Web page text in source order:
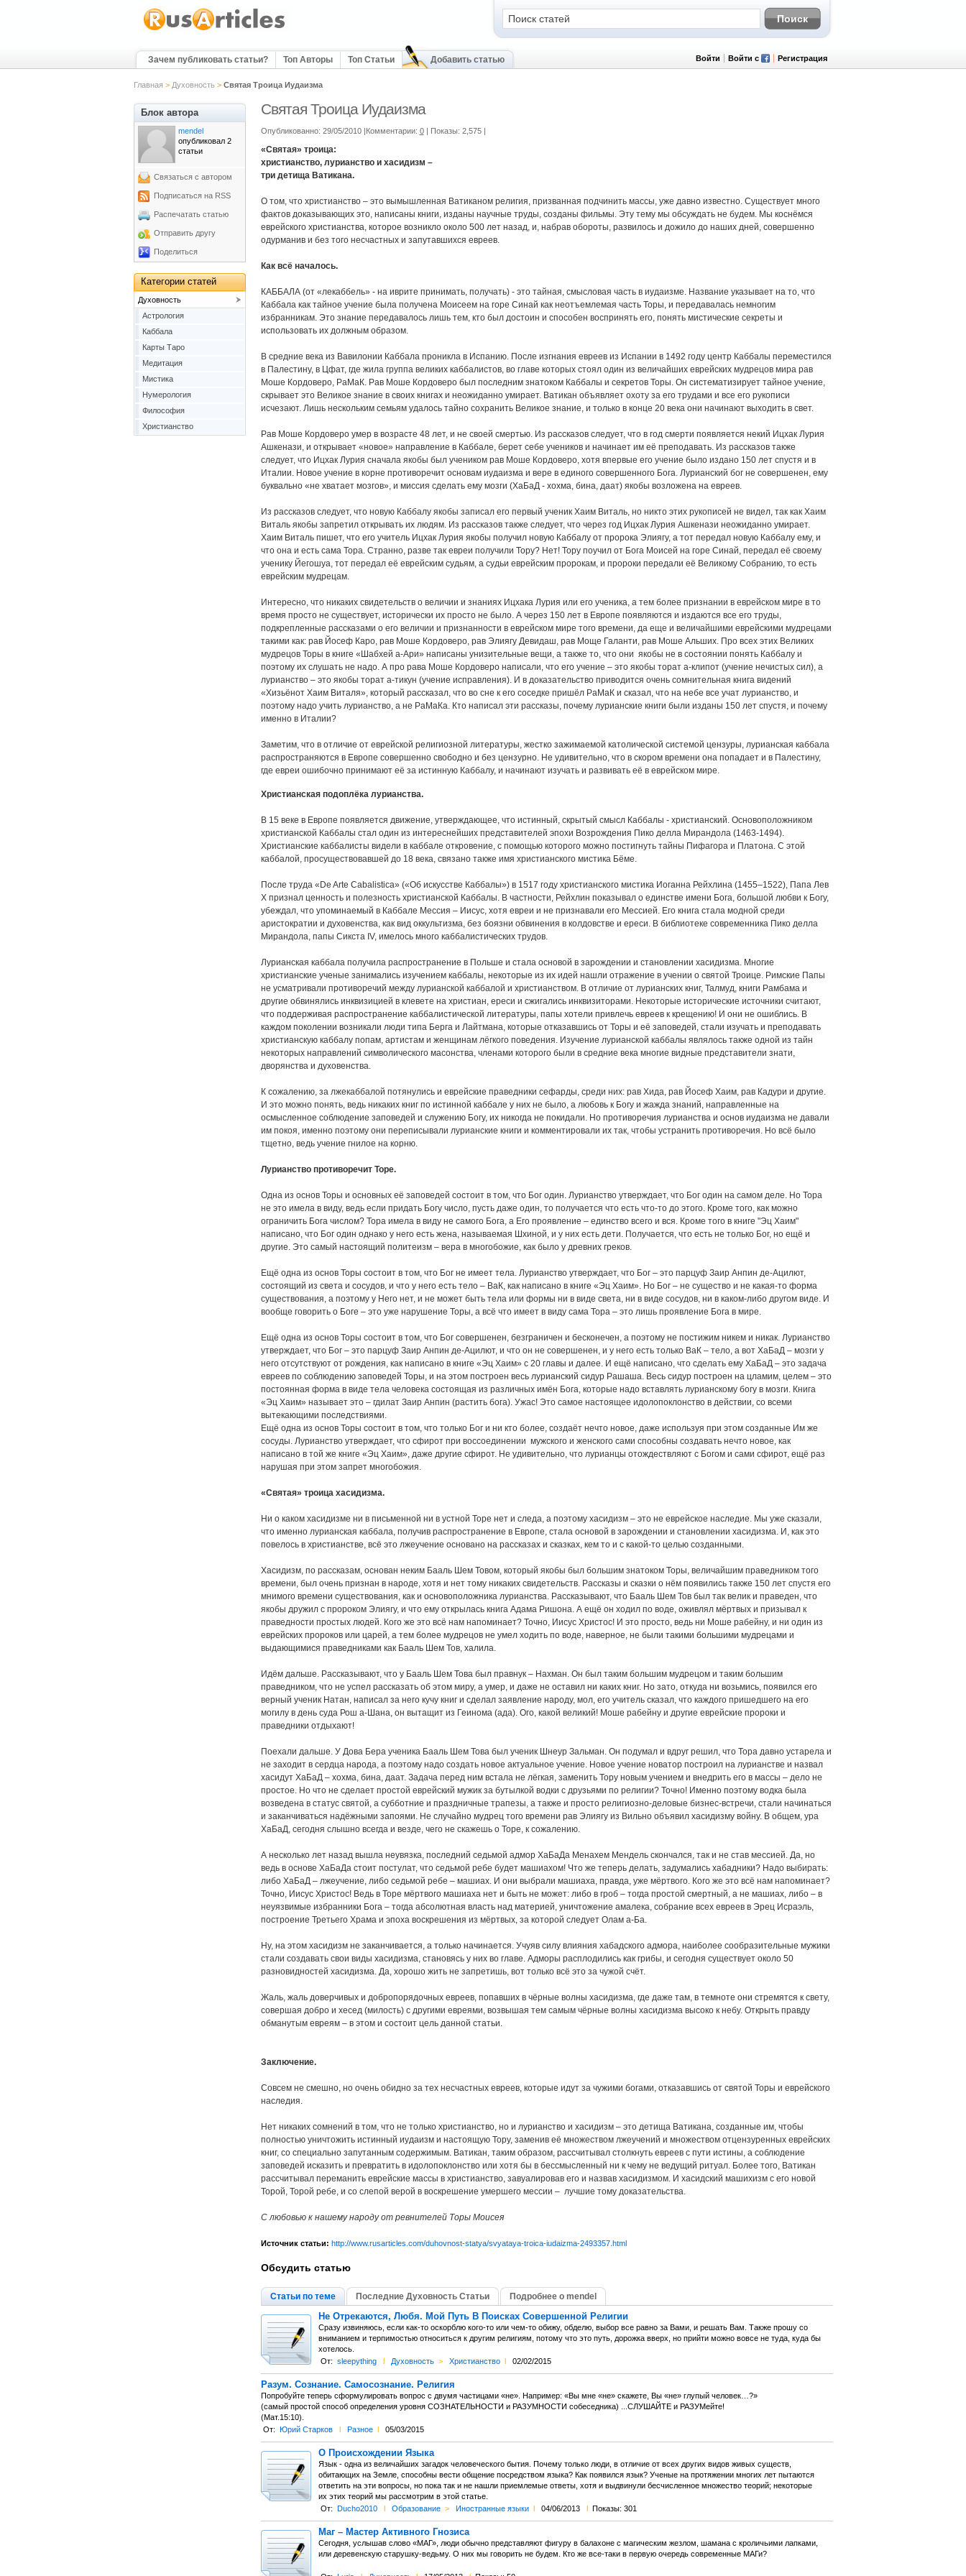
Зачем публиковать статьи? Топ Авторы Топ Статьи Добавить статью Войти Войти с Регистрация
Главная > Духовность > Святая Троица Иудаизма
Святая Троица Иудаизма
Опубликованно: 29/05/2010 |Комментарии: 0 | Показы: 2,575 |
«Святая» троица:
христианство, лурианство и хасидизм –
три детища Ватикана.
О том, что христианство – это вымышленная Ватиканом религия, призванная подчинить массы, уже давно известно. Существует много
фактов доказывающих это, написаны книги, изданы научные труды, созданы фильмы. Эту тему мы обсуждать не будем. Мы коснёмся
еврейского христианства, которое возникло около 500 лет назад, и, набрав обороты, развилось и дожило до наших дней, совершенно
одурманив и без того несчастных и запутавшихся евреев.
Как всё началось.
КАББАЛА (от «лекаббель» - на иврите принимать, получать) - это тайная, смысловая часть в иудаизме. Название указывает на то, что
Каббала как тайное учение была получена Моисеем на горе Синай как неотъемлемая часть Торы, и передавалась немногим
избранникам. Это знание передавалось лишь тем, кто был достоин и способен воспринять его, понять мистические секреты и
использовать их должным образом.
В средние века из Вавилонии Каббала проникла в Испанию. После изгнания евреев из Испании в 1492 году центр Каббалы переместился
в Палестину, в Цфат, где жила группа великих каббалистов, во главе которых стоял один из величайших еврейских мудрецов мира рав
Моше Кордоверо, РаМаК. Рав Моше Кордоверо был последним знатоком Каббалы и секретов Торы. Он систематизирует тайное учение,
скрывает это Великое знание в своих книгах и неожиданно умирает. Ватикан объявляет охоту за его трудами и все его рукописи
исчезают. Лишь нескольким семьям удалось тайно сохранить Великое знание, и только в конце 20 века они начинают выходить в свет.
Рав Моше Кордоверо умер в возрасте 48 лет, и не своей смертью. Из рассказов следует, что в год смерти появляется некий Ицхак Лурия
Ашкенази, и открывает «новое» направление в Каббале, берет себе учеников и начинает им её преподавать. Из рассказов также
следует, что Ицхак Лурия сначала якобы был учеником рав Моше Кордоверо, хотя впервые его учение было издано 150 лет спустя и в
Италии. Новое учение в корне противоречит основам иудаизма и вере в единого совершенного Бога. Лурианский бог не совершенен, ему
буквально «не хватает мозгов», и миссия сделать ему мозги (ХаБаД - хохма, бина, даат) якобы возложена на евреев.
Из рассказов следует, что новую Каббалу якобы записал его первый ученик Хаим Виталь, но никто этих рукописей не видел, так как Хаим
Виталь якобы запретил открывать их людям. Из рассказов также следует, что через год Ицхак Лурия Ашкенази неожиданно умирает.
Хаим Виталь пишет, что его учитель Ицхак Лурия якобы получил новую Каббалу от пророка Элиягу, а тот передал новую Каббалу ему, и
что она и есть сама Тора. Странно, разве так евреи получили Тору? Нет! Тору поучил от Бога Моисей на горе Синай, передал её своему
ученику Йегошуа, тот передал её еврейским судьям, а судьи еврейским пророкам, и пророки передали её Великому Собранию, то есть
еврейским мудрецам.
Интересно, что никаких свидетельств о величии и знаниях Ицхака Лурия или его ученика, а тем более признании в еврейском мире в то
время просто не существует, исторически их просто не было. А через 150 лет в Европе появляются и издаются все его труды,
подкрепленные рассказами о его величии и признанности в еврейском мире того времени, да еще и величайшими еврейскими мудрецами
такими как: рав Йосеф Каро, рав Моше Кордоверо, рав Элиягу Девидаш, рав Моще Галанти, рав Моше Альших. Про всех этих Великих
мудрецов Торы в книге «Шабхей а-Ари» написаны унизительные вещи, а также то, что они якобы не в состоянии понять Каббалу и
поэтому их слушать не надо. А про рава Моше Кордоверо написали, что его учение – это якобы торат а-клипот (учение нечистых сил), а
лурианство – это якобы торат а-тикун (учение исправления). И в доказательство приводится очень сомнительная книга видений
«Хизьёнот Хаим Виталя», который рассказал, что во сне к его соседке пришёл РаМаК и сказал, что на небе все учат лурианство, и
поэтому надо учить лурианство, а не РаМаКа. Кто написал эти рассказы, почему лурианские книги были изданы 150 лет спустя, и почему
именно в Италии?
Заметим, что в отличие от еврейской религиозной литературы, жестко зажимаемой католической системой цензуры, лурианская каббала
распространяются в Европе совершенно свободно и без цензурно. Не удивительно, что в скором времени она попадает и в Палестину,
где евреи ошибочно принимают её за истинную Каббалу, и начинают изучать и развивать её в еврейском мире.
Христианская подоплёка лурианства.
В 15 веке в Европе появляется движение, утверждающее, что истинный, скрытый смысл Каббалы - христианский. Основоположником
христианской Каббалы стал один из интереснейших представителей эпохи Возрождения Пико делла Мирандола (1463-1494).
Христианские каббалисты видели в каббале откровение, с помощью которого можно постигнуть тайны Пифагора и Платона. С этой
каббалой, просуществовавшей до 18 века, связано также имя христианского мистика Бёме.
После труда «De Arte Cabalistica» («Об искусстве Каббалы») в 1517 году христианского мистика Иоганна Рейхлина (1455–1522), Папа Лев
X признал ценность и полезность христианской Каббалы. В частности, Рейхлин показывал о единстве имени Бога, большой любви к Богу,
убеждал, что упоминаемый в Каббале Мессия – Иисус, хотя евреи и не признавали его Мессией. Его книга стала модной среди
аристократии и духовенства, как вид оккультизма, без боязни обвинения в колдовстве и ереси. В библиотеке современника Пико делла
Мирандола, папы Сикста IV, имелось много каббалистических трудов.
Лурианская каббала получила распространение в Польше и стала основой в зарождении и становлении хасидизма. Многие
христианские ученые занимались изучением каббалы, некоторые из их идей нашли отражение в учении о святой Троице. Римские Папы
не усматривали противоречий между лурианской каббалой и христианством. В отличие от лурианских книг, Талмуд, книги Рамбама и
другие обвинялись инквизицией в клевете на христиан, ереси и сжигались инквизиторами. Некоторые исторические источники считают,
что поддерживая распространение каббалистической литературы, папы хотели привлечь евреев к крещению! И они не ошиблись. В
каждом поколении возникали люди типа Берга и Лайтмана, которые отказавшись от Торы и её заповедей, стали изучать и преподавать
христианскую каббалу попам, артистам и женщинам лёгкого поведения. Изучение лурианской каббалы являлось также одной из тайн
некоторых направлений символического масонства, членами которого были в средние века многие видные представители знати,
дворянства и духовенства.
К сожалению, за лжекаббалой потянулись и еврейские праведники сефарды, среди них: рав Хида, рав Йосеф Хаим, рав Кадури и другие.
И это можно понять, ведь никаких книг по истинной каббале у них не было, а любовь к Богу и жажда знаний, направленные на
осмысленное соблюдение заповедей и служению Богу, их никогда не покидали. Но противоречия лурианства и основ иудаизма не давали
им покоя, именно поэтому они переписывали лурианские книги и комментировали их так, чтобы устранить противоречия. Но всё было
тщетно, ведь учение гнилое на корню.
Лурианство противоречит Торе.
Одна из основ Торы и основных её заповедей состоит в том, что Бог один. Лурианство утверждает, что Бог один на самом деле. Но Тора
не это имела в виду, ведь если придать Богу число, пусть даже один, то получается что есть что-то до этого. Кроме того, как можно
ограничить Бога числом? Тора имела в виду не самого Бога, а Его проявление – единство всего и вся. Кроме того в книге "Эц Хаим"
написано, что Бог один однако у него есть жена, называемая Шхиной, и у них есть дети. Получается, что есть не только Бог, но ещё и
другие. Это самый настоящий политеизм – вера в многобожие, как было у древних греков.
Ещё одна из основ Торы состоит в том, что Бог не имеет тела. Лурианство утверждает, что Бог – это парцуф Заир Анпин де-Ацилют,
состоящий из света и сосудов, и что у него есть тело – ВаК, как написано в книге «Эц Хаим». Но Бог – не существо и не какая-то форма
существования, а поэтому у Него нет, и не может быть тела или формы ни в виде света, ни в виде сосудов, ни в каком-либо другом виде. И
вообще говорить о Боге – это уже нарушение Торы, а всё что имеет в виду сама Тора – это лишь проявление Бога в мире.
Ещё одна из основ Торы состоит в том, что Бог совершенен, безграничен и бесконечен, а поэтому не постижим никем и никак. Лурианство
утверждает, что Бог – это парцуф Заир Анпин де-Ацилют, и что он не совершенен, и у него есть только ВаК – тело, а вот ХаБаД – мозги у
него отсутствуют от рождения, как написано в книге «Эц Хаим» с 20 главы и далее. И ещё написано, что сделать ему ХаБаД – это задача
евреев по соблюдению заповедей Торы, и на этом построен весь лурианский сидур Рашаша. Весь сидур построен на цламим, целем – это
постоянная форма в виде тела человека состоящая из различных имён Бога, которые надо вставлять лурианскому богу в мозги. Книга
«Эц Хаим» называет это – гдилат Заир Анпин (растить бога). Ужас! Это самое настоящее идолопоклонство в действии, со всеми
вытекающими последствиями.
Ещё одна из основ Торы состоит в том, что только Бог и ни кто более, создаёт нечто новое, даже используя при этом созданные Им же
сосуды. Лурианство утверждает, что сфирот при воссоединении мужского и женского сами способны создавать нечто новое, как
написано в той же книге «Эц Хаим», даже другие сфирот. Не удивительно, что лурианцы отождествляют с Богом и сами сфирот, ещё раз
нарушая при этом запрет многобожия.
«Святая» троица хасидизма.
Ни о каком хасидизме ни в письменной ни в устной Торе нет и следа, а поэтому хасидизм – это не еврейское наследие. Мы уже сказали,
что именно лурианская каббала, получив распространение в Европе, стала основой в зарождении и становлении хасидизма. И, как это
повелось в христианстве, всё это лжеучение основано на рассказах и сказках, кем то и с какой-то целью созданными.
Хасидизм, по рассказам, основан неким Бааль Шем Товом, который якобы был большим знатоком Торы, величайшим праведником того
времени, был очень признан в народе, хотя и нет тому никаких свидетельств. Рассказы и сказки о нём появились также 150 лет спустя его
мнимого времени существования, как и основоположника лурианства. Рассказывают, что Бааль Шем Тов был так велик и праведен, что
якобы дружил с пророком Элиягу, и что ему открылась книга Адама Ришона. А ещё он ходил по воде, оживлял мёртвых и призывал к
праведности простых людей. Кого же это всё нам напоминает? Точно, Иисус Христос! И это просто, ведь ни Моше рабейну, и ни один из
еврейских пророков или царей, а тем более мудрецов не умел ходить по воде, наверное, не были такими большими мудрецами и
выдающимися праведниками как Бааль Шем Тов, халила.
Идём дальше. Рассказывают, что у Бааль Шем Това был правнук – Нахман. Он был таким большим мудрецом и таким большим
праведником, что не успел рассказать об этом миру, а умер, и даже не оставил ни каких книг. Но зато, откуда ни возьмись, появился его
верный ученик Натан, написал за него кучу книг и сделал заявление народу, мол, его учитель сказал, что каждого пришедшего на его
могилу в день суда Рош а-Шана, он вытащит из Геинома (ада). Ого, какой великий! Моше рабейну и другие еврейские пророки и
праведники отдыхают!
Поехали дальше. У Дова Бера ученика Бааль Шем Това был ученик Шнеур Зальман. Он подумал и вдруг решил, что Тора давно устарела и
не заходит в сердца народа, а поэтому надо создать новое актуальное учение. Новое учение новатор построил на лурианстве и назвал
хасидут ХаБаД – хохма, бина, даат. Задача перед ним встала не лёгкая, заменить Тору новым учением и внедрить его в массы – дело не
простое. Но что не сделает простой еврейский мужик за бутылкой водки с друзьями по религии? Точно! Именно поэтому водка была
возведена в статус святой, а субботние и праздничные трапезы, а также и просто религиозно-деловые бизнес-встречи, стали начинаться
и заканчиваться надёжными запоями. Не случайно мудрец того времени рав Элиягу из Вильно объявил хасидизму войну. В общем, ура
ХаБаД, сегодня слышно всегда и везде, чего не скажешь о Торе, к сожалению.
А несколько лет назад вышла неувязка, последний седьмой адмор ХаБаДа Менахем Мендель скончался, так и не став мессией. Да, но
ведь в основе ХаБаДа стоит постулат, что седьмой ребе будет машиахом! Что же теперь делать, задумались хабадники? Надо выбирать:
либо ХаБаД – лжеучение, либо седьмой ребе – машиах. И они выбрали машиаха, правда, уже мёртвого. Кого же это всё нам напоминает?
Точно, Иисус Христос! Ведь в Торе мёртвого машиаха нет и быть не может: либо в гроб – тогда простой смертный, а не машиах, либо – в
неуязвимые избранники Бога – тогда абсолютная власть над материей, уничтожение амалека, собрание всех евреев в Эрец Исраэль,
построение Третьего Храма и эпоха воскрешения из мёртвых, за которой следует Олам а-Ба.
Ну, на этом хасидизм не заканчивается, а только начинается. Учуяв силу влияния хабадского адмора, наиболее сообразительные мужики
стали создавать свои виды хасидизма, становясь у них во главе. Адморы расплодились как грибы, и сегодня существует около 50
разновидностей хасидизма. Да, хорошо жить не запретишь, вот только всё это за чужой счёт.
Жаль, жаль доверчивых и добропорядочных евреев, попавших в чёрные волны хасидизма, где даже там, в темноте они стремятся к свету,
совершая добро и хесед (милость) с другими евреями, возвышая тем самым чёрные волны хасидизма высоко к небу. Открыть правду
обманутым евреям – в этом и состоит цель данной статьи.
Заключение.
Совсем не смешно, но очень обидно за тех несчастных евреев, которые идут за чужими богами, отказавшись от святой Торы и еврейского
наследия.
Нет никаких сомнений в том, что не только христианство, но и лурианство и хасидизм – это детища Ватикана, созданные им, чтобы
полностью уничтожить истинный иудаизм и настоящую Тору, заменив её множеством лжеучений и множеством отцензуренных еврейских
книг, со специально запутанным содержимым. Ватикан, таким образом, рассчитывал столкнуть евреев с пути истины, а соблюдение
заповедей исказить и превратить в идолопоклонство или хотя бы в бессмысленный ни к чему не ведущий ритуал. Более того, Ватикан
рассчитывал переманить еврейские массы в христианство, завуалировав его и назвав хасидизмом. И хасидский машихизм с его новой
Торой, Торой ребе, и со слепой верой в воскрешение умершего мессии – лучшие тому доказательства.
С любовью к нашему народу от ревнителей Торы Моисея
Источник статьи: http://www.rusarticles.com/duhovnost-statya/svyataya-troica-iudaizma-2493357.html
Обсудить статью
Статьи по теме Последние Духовность Статьи Подробнее о mendel
Не Отрекаются, Любя. Мой Путь В Поисках Совершенной Религии
Сразу извиняюсь, если как-то оскорблю кого-то или чем-то обижу, обделю, выбор все равно за Вами, и решать Вам. Также прошу со
вниманием и терпимостью относиться к другим религиям, потому что это путь, дорожка вверх, но прийти можно вовсе не туда, куда бы
хотелось.
От: sleepything l Духовность > Христианство l 02/02/2015
Разум. Сознание. Самосознание. Религия
Попробуйте теперь сформулировать вопрос с двумя частицами «не». Например: «Вы мне «не» скажете, Вы «не» глупый человек…?»
(самый простой способ определения уровня СОЗНАТЕЛЬНОСТИ и РАЗУМНОСТИ собеседника) ...СЛУШАЙТЕ и РАЗУМейте!
(Мат.15:10).
От: Юрий Старков l Разное l 05/03/2015
О Происхождении Языка
Язык - одна из величайших загадок человеческого бытия. Почему только люди, в отличие от всех других видов живых существ,
обитающих на Земле, способны вести общение посредством языка? Как появился язык? Ученые на протяжении многих лет пытаются
ответить на эти вопросы, но пока так и не нашли приемлемые ответы, хотя и выдвинули бесчисленное множество теорий; некоторые
их этих теорий мы рассмотрим в этой статье.
От: Ducho2010 l Образование > Иностранные языки l 04/06/2013 l Показы: 301
Маг – Мастер Активного Гнозиса
Сегодня, услышав слово «МАГ», люди обычно представляют фигуру в балахоне с магическим жезлом, шамана с кроличьими лапками,
или деревенскую старушку-ведьму. О них мы говорить не будем. Кто же все-таки в первую очередь современные МАГи?
Блок автора
mendel
опубликовал 2
статьи
Связаться с автором
Подписаться на RSS
Распечатать статью
Отправить другу
Поделиться
Категории статей
Духовность
Астрология
Каббала
Карты Таро
Медитация
Мистика
Нумерология
Философия
Христианство